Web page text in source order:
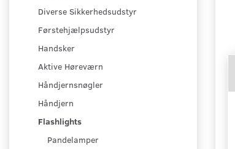
Diverse Sikkerhedsudstyr
Førstehjælpsudstyr
Handsker
Aktive Høreværn
Håndjernsnøgler
Håndjern
Flashlights
Pandelamper